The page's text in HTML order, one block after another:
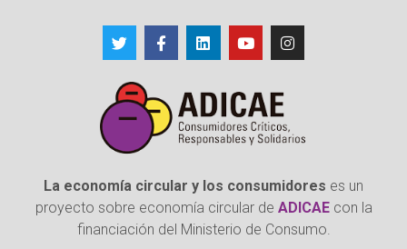
La economía circular y los consumidores es un
proyecto sobre economía circular de ADICAEcon la
financiación del Ministerio de Consumo.